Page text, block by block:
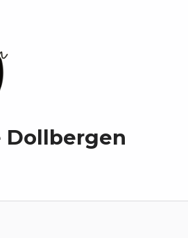
Dollbergen